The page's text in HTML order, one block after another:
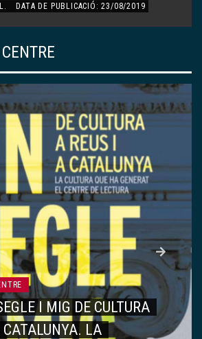
DATA DE PUBLICACIÓ: 23/08/2019
I MIG DE CULTURA
CATALUNYA. LA